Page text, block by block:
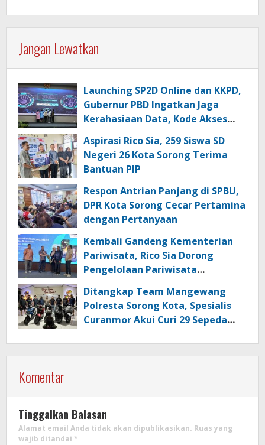
Jangan Lewatkan
Launching SP2D Online dan KKPD,
Gubernur PBD Ingatkan Jaga
Kerahasiaan Data, Kode Akses
Aspirasi Rico Sia, 259 Siswa SD
Negeri 26 Kota Sorong Terima
Bantuan PIP
Respon Antrian Panjang di SPBU,
DPR Kota Sorong Cecar Pertamina
dengan Pertanyaan
Kembali Gandeng Kementerian
Pariwisata, Rico Sia Dorong
Pengelolaan Pariwisata
Ditangkap Team Mangewang
Polresta Sorong Kota, Spesialis
Curanmor Akui Curi 29 Sepeda
Komentar
Tinggalkan Balasan
Alamat email Anda tidak akan dipublikasikan. Ruas yang
wajib ditandai *